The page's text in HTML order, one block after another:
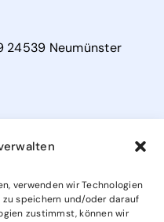
verwenden wir Technologien
speichern und/oder darauf
zustimmst, können wir
24539 Neumünster